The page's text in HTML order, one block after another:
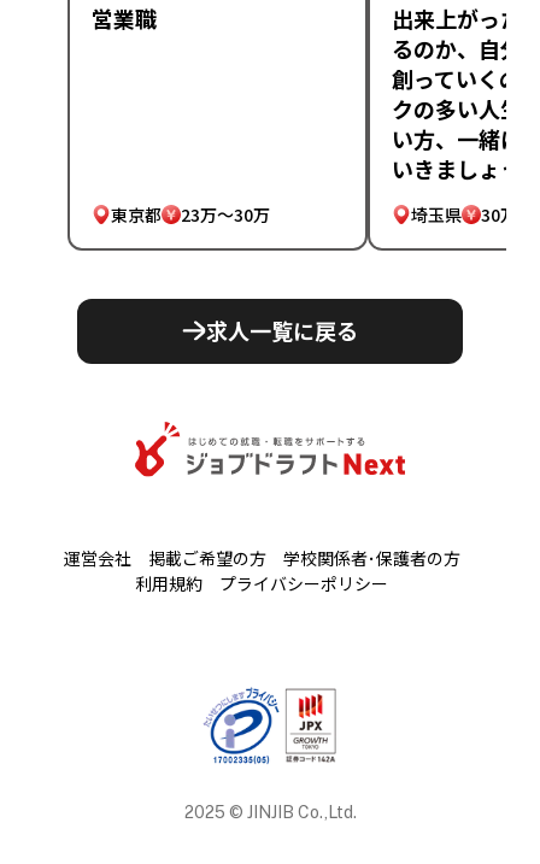
営業職
東京都 23万～30万
出来上がった
るのか、自分
創っていくの
クの多い人生
い方、一緒に
いきましょう
埼玉県 30万～
求人一覧に戻る
運営会社 掲載ご希望の方
学校関係者･保護者の方
利用規約
プライバシーポリシー
2025 © JINJIB Co.,Ltd.